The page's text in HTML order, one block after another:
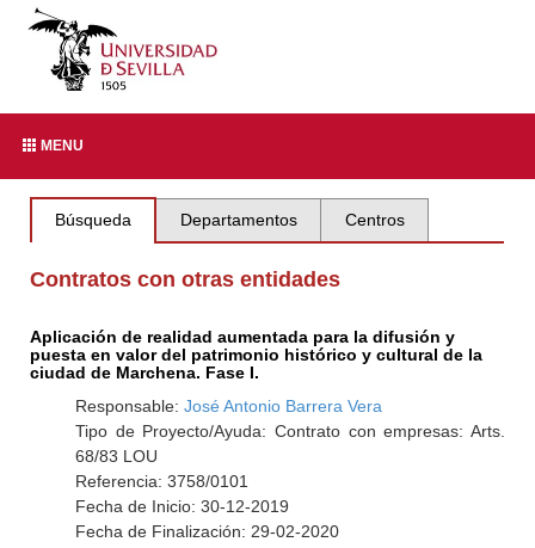
MENU
Búsqueda Departamentos Centros
Contratos con otras entidades
Aplicación de realidad aumentada para la difusión y
puesta en valor del patrimonio histórico y cultural de la
ciudad de Marchena. Fase I.
Responsable: José Antonio Barrera Vera
Tipo de Proyecto/Ayuda: Contrato con empresas: Arts.
68/83 LOU
Referencia: 3758/0101
Fecha de Inicio: 30-12-2019
Fecha de Finalización: 29-02-2020